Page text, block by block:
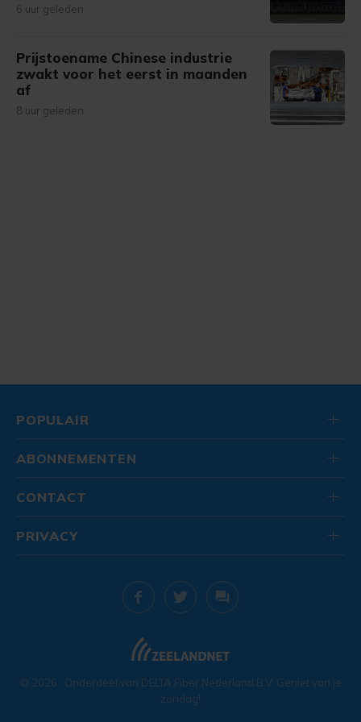
6 uur geleden
Prijstoename Chinese industrie
zwakt voor het eerst in maanden
af
8 uur geleden
POPULAIR
ABONNEMENTEN
CONTACT
© 2026 . Onderdeel van DELTA Fiber Nederland B.V. Geniet van je
zondag!
PRIVACY